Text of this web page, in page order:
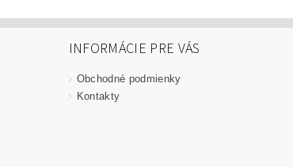
INFORMÁCIE PRE VÁS
Obchodné podmienky
Kontakty